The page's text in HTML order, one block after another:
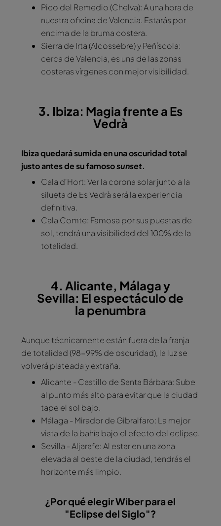
Pico del Remedio (Chelva): A una hora de
nuestra oficina de Valencia. Estarás por
encima de la bruma costera.
Sierra de Irta (Alcossebre) y Peñíscola:
cerca de Valencia, es una de las zonas
costeras vírgenes con mejor visibilidad.
3. Ibiza: Magia frente a Es
Vedrà
Ibiza quedará sumida en una oscuridad total
justo antes de su famososunset.
Cala d'Hort: Ver la corona solar junto a la
silueta de Es Vedrà será la experiencia
definitiva.
Cala Comte: Famosa por sus puestas de
sol, tendrá una visibilidad del 100% de la
totalidad.
4. Alicante, Málaga y
Sevilla: El espectáculo de
la penumbra
Aunque técnicamente están fuera de la franja
de totalidad (98-99% de oscuridad), la luz se
volverá plateada y extraña.
Alicante - Castillo de Santa Bárbara: Sube
al punto más alto para evitar que la ciudad
tape el sol bajo.
Málaga - Mirador de Gibralfaro: La mejor
vista de la bahía bajo el efecto del eclipse.
Sevilla - Aljarafe: Al estar en una zona
elevada al oeste de la ciudad, tendrás el
horizonte más limpio.
¿Por qué elegir Wiber para el
"Eclipse del Siglo"?